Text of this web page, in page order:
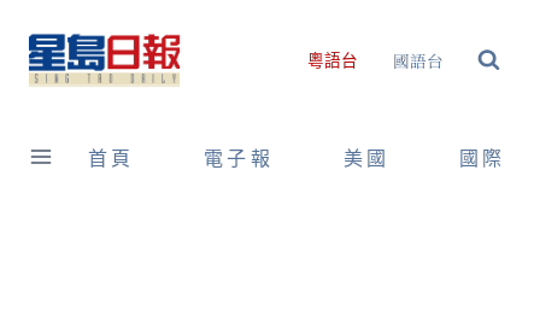
content
粵語台 國語台
首頁 電子報 美國 國際